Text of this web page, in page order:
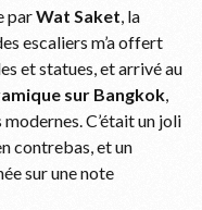
parWat Saket, la
escaliers m’a offert
et statues, et arrivé au
sur Bangkok,
C’était un joli
contrebas, et un
sur une note